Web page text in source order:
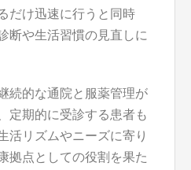
だけ迅速に行うと同時
断や生活習慣の見直しに
続的な通院と服薬管理が
定期的に受診する患者も
活リズムやニーズに寄り
拠点としての役割を果た